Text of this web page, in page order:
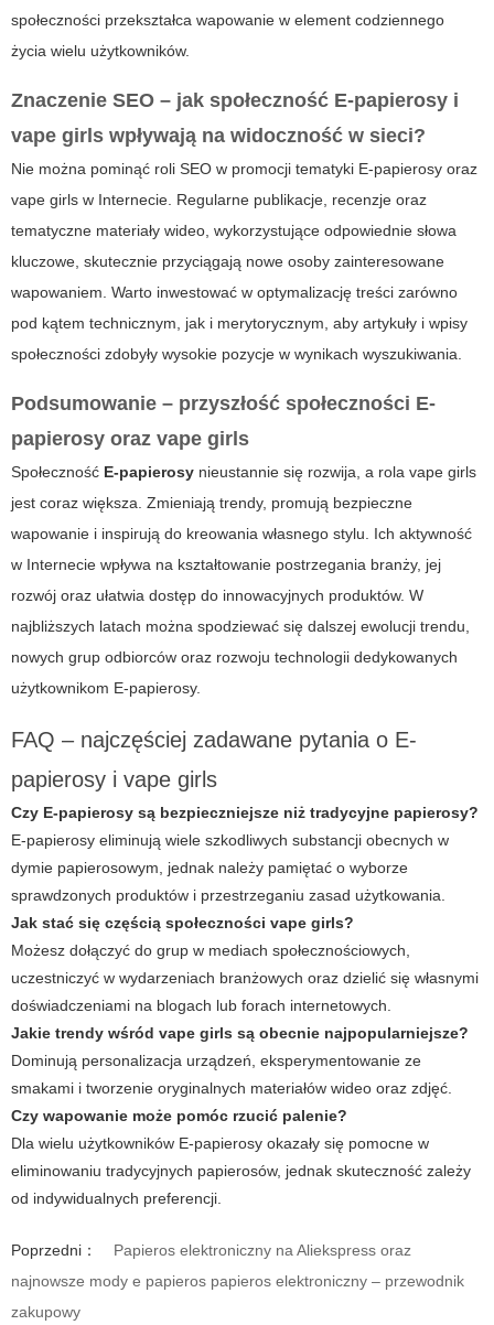
społeczności przekształca wapowanie w element codziennego
życia wielu użytkowników.
Znaczenie SEO – jak społeczność E-papierosy i
vape girls wpływają na widoczność w sieci?
Nie można pominąć roli SEO w promocji tematyki E-papierosy oraz
vape girls w Internecie. Regularne publikacje, recenzje oraz
tematyczne materiały wideo, wykorzystujące odpowiednie słowa
kluczowe, skutecznie przyciągają nowe osoby zainteresowane
wapowaniem. Warto inwestować w optymalizację treści zarówno
pod kątem technicznym, jak i merytorycznym, aby artykuły i wpisy
społeczności zdobyły wysokie pozycje w wynikach wyszukiwania.
Podsumowanie – przyszłość społeczności E-
papierosy oraz vape girls
Społeczność E-papierosy nieustannie się rozwija, a rola vape girls
jest coraz większa. Zmieniają trendy, promują bezpieczne
wapowanie i inspirują do kreowania własnego stylu. Ich aktywność
w Internecie wpływa na kształtowanie postrzegania branży, jej
rozwój oraz ułatwia dostęp do innowacyjnych produktów. W
najbliższych latach można spodziewać się dalszej ewolucji trendu,
nowych grup odbiorców oraz rozwoju technologii dedykowanych
użytkownikom E-papierosy.
FAQ – najczęściej zadawane pytania o E-
papierosy i vape girls
Czy E-papierosy są bezpieczniejsze niż tradycyjne papierosy?
E-papierosy eliminują wiele szkodliwych substancji obecnych w
dymie papierosowym, jednak należy pamiętać o wyborze
sprawdzonych produktów i przestrzeganiu zasad użytkowania.
Jak stać się częścią społeczności vape girls?
Możesz dołączyć do grup w mediach społecznościowych,
uczestniczyć w wydarzeniach branżowych oraz dzielić się własnymi
doświadczeniami na blogach lub forach internetowych.
Jakie trendy wśród vape girls są obecnie najpopularniejsze?
Dominują personalizacja urządzeń, eksperymentowanie ze
smakami i tworzenie oryginalnych materiałów wideo oraz zdjęć.
Czy wapowanie może pomóc rzucić palenie?
Dla wielu użytkowników E-papierosy okazały się pomocne w
eliminowaniu tradycyjnych papierosów, jednak skuteczność zależy
od indywidualnych preferencji.
Poprzedni：
Papieros elektroniczny na Aliekspress oraz
najnowsze mody e papieros papieros elektroniczny – przewodnik
zakupowy